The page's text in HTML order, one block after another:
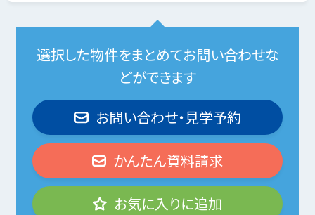
選択した物件をまとめてお問い合わせな
どができます
お問い合わせ・見学予約
かんたん資料請求
お気に入りに追加